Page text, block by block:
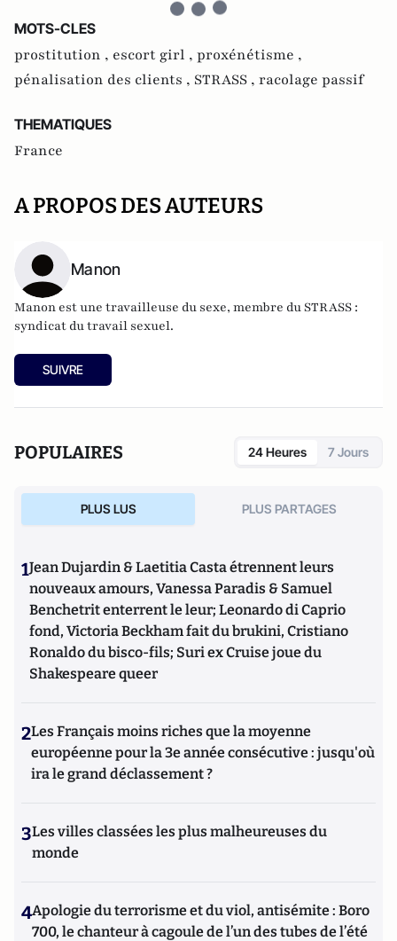
MOTS-CLES
prostitution , escort girl , proxénétisme ,
pénalisation des clients , STRASS , racolage passif
THEMATIQUES
France
A PROPOS DES AUTEURS
Manon
Manon est une travailleuse du sexe, membre du STRASS :
syndicat du travail sexuel.
SUIVRE
POPULAIRES 24 Heures 7 Jours
PLUS LUS PLUS PARTAGES
1Jean Dujardin & Laetitia Casta étrennent leurs
nouveaux amours, Vanessa Paradis & Samuel
Benchetrit enterrent le leur; Leonardo di Caprio
fond, Victoria Beckham fait du brukini, Cristiano
Ronaldo du bisco-fils; Suri ex Cruise joue du
Shakespeare queer
2Les Français moins riches que la moyenne
européenne pour la 3e année consécutive : jusqu'où
ira le grand déclassement ?
3Les villes classées les plus malheureuses du
monde
4Apologie du terrorisme et du viol, antisémite : Boro
700, le chanteur à cagoule de l’un des tubes de l’été